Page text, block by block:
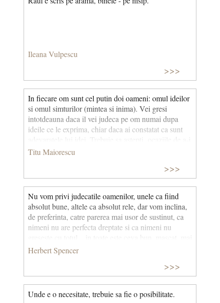
Ileana Vulpescu
>>>
In fiecare om sunt cel putin doi oameni: omul ideilor
si omul simturilor (mintea si inima). Vei gresi
intotdeauna daca il vei judeca pe om numai dupa
ideile ce le exprima, chiar daca ai constatat ca sunt
adevaratele lui idei. Trebuie sa astepti ocaziile de a-i
constata adevaratele lui simtiri, cel putin in
Titu Maiorescu
>>>
Nu vom privi judecatile oamenilor, unele ca fiind
absolut bune, altele ca absolut rele, dar vom inclina,
de preferinta, catre parerea mai usor de sustinut, ca
nimeni nu are perfecta dreptate si ca nimeni nu
greseste cu totul…in toate este ceva bun, mascat, mai
mult sau mai putin, de parti rele.
Herbert Spencer
>>>
Unde e o necesitate, trebuie sa fie o posibilitate.